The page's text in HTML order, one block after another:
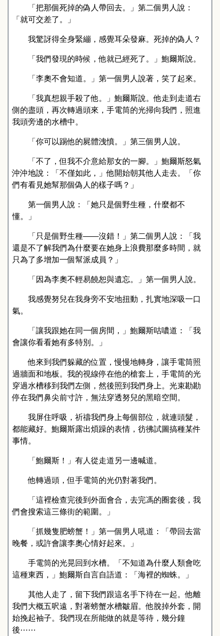
「把那個死掉的偽人帶回去。」第二個男人說：
「就可交差了。」
我驚訝得全身緊繃，感覺耳朵發麻。死掉的偽人？
「我們發現的時候，他就已經死了。」鮑爾斯說。
「李奧不會知道。」第一個男人說著，笑了起來。
「我真想親手殺了他。」鮑爾斯說。他走到走道右
側的盡頭，再次轉過頭來，手電筒的光掃向我們，照進
我頭旁邊的水槽中。
「你可以踢他的屍體洩憤。」第三個男人說。
「不了，但我不介意給那女的一腳。」鮑爾斯怒氣
沖沖地說：「不僅如此，」他開始朝其他人走去。「你
們有看見她幫那個偽人的樣子嗎？」
第一個男人說：「她只是個野生種，什麼都不
懂。」
「只是個野生種——沒錯！」第二個男人說：「我
還是不了解我們為什麼要在她身上浪費那麼多時間，就
只為了多增加一個幫派成員？」
「因為李奧不輕易饒恕與遺忘。」第一個男人說。
我感覺努兒在我身旁不安地扭動，扎實地深吸一口
氣。
「讓我跟她在同一個房間，」鮑爾斯咕噥道：「我
會讓你看看她有多特別。」
他來到我們躲藏的位置，慢慢地轉身，讓手電筒照
過牆面和地板。我的視線停在他的槍套上，手電筒的光
穿過水槽移到我們左側，然後照到我們身上。光束勘勘
停在我們鼻尖前寸許，無法穿透努兒的黑暗空間。
我屏住呼吸，祈禱我們身上每個部位，就連頭髮，
都能藏好。鮑爾斯露出煩躁的表情，彷彿試圖搞種某件
事情。
「鮑爾斯！」有人從走道另一邊喊道。
他轉過頭，但手電筒的光仍對著我們。
「這裡檢查完後到外面會合，去完馮的圈套後，我
們會搜索這三條街的範圍。」
「抓幾隻肥螃蟹！」第一個男人吼道：「帶回去當
晚餐，或許會讓李奧心情好起來。」
手電筒的光晃回到水槽。「不知道為什麼人類會吃
這種東西，」鮑爾斯自言自語道：「海裡的蜘蛛。」
其他人走了，留下我們跟這名手下待在一起。他離
我們大概五呎遠，對著螃蟹水槽皺眉。他脫掉外套，開
始挽起袖子。我們現在所能做的就是等待，幾分鐘
後⋯⋯